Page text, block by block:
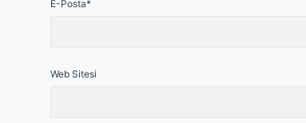
E-Posta*
Web Sitesi